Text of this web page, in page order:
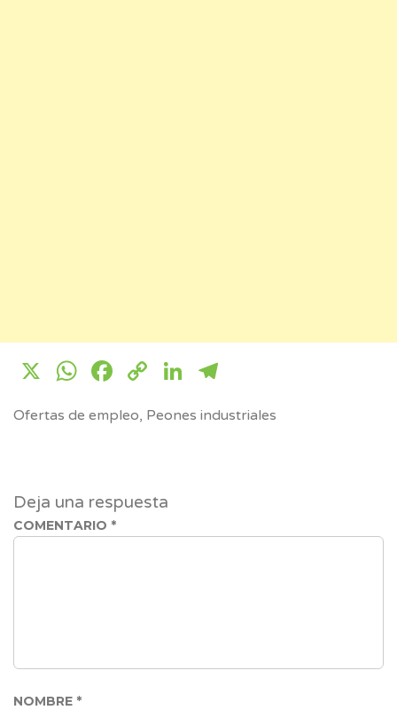
X WhatsApp
Facebook
CopyLinkedIn
Ofertas de empleo, Peones industriales
Deja una respuesta
COMENTARIO *
NOMBRE *